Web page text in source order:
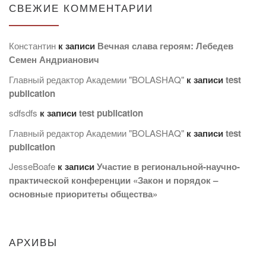
СВЕЖИЕ КОММЕНТАРИИ
Константин к записи Вечная слава героям: Лебедев
Семен Андрианович
Главный редактор Академии "BOLASHAQ" к записиtest
publication
sdfsdfs к записиtest publication
Главный редактор Академии "BOLASHAQ" к записиtest
publication
JesseBoafe к записиУчастие в региональной-научно-
практической конференции «Закон и порядок –
основные приоритеты общества»
АРХИВЫ